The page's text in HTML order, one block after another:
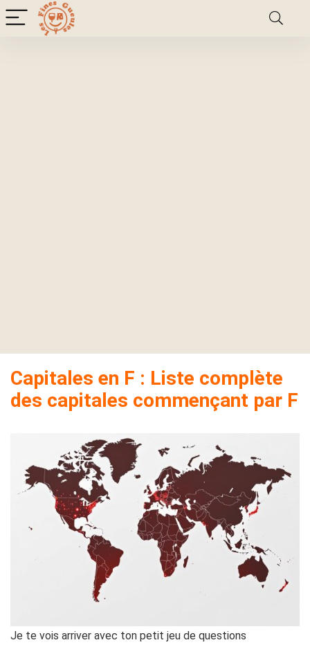
Capitales en F : Liste complète
des capitales commençant par F
Je te vois arriver avec ton petit jeu de questions